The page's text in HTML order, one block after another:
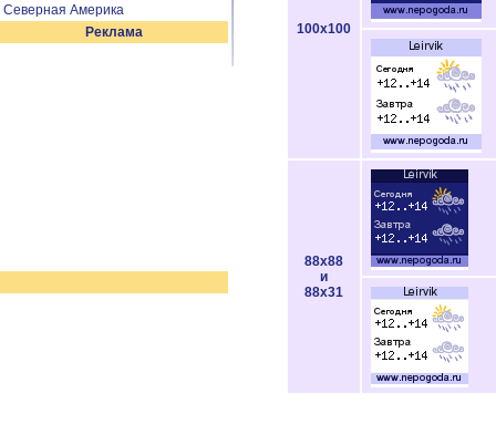
Северная Америка
Реклама
100x100
88x88
и
88x31